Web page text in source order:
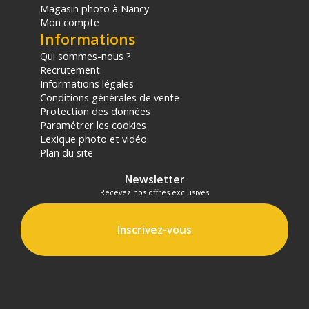
Magasin photo à Nancy
Mon compte
Informations
Qui sommes-nous ?
Recrutement
Informations légales
Conditions générales de vente
Protection des données
Paramétrer les cookies
Lexique photo et vidéo
Plan du site
Newsletter
Recevez nos offres exclusives
Inscrivez-vous